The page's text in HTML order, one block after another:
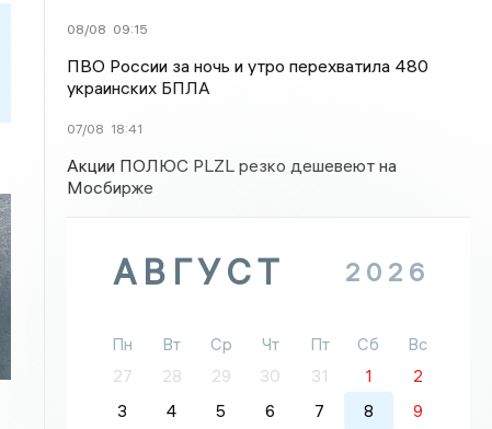
08/08 09:15
ПВО России за ночь и утро перехватила 480
украинских БПЛА
07/08 18:41
Акции ПОЛЮС PLZL резко дешевеют на
Мосбирже
АВГУСТ 2026
Пн Вт Ср Чт Пт Сб
Вс
27
28 29 30 31 1
2
3
4 5 6 7 8
9